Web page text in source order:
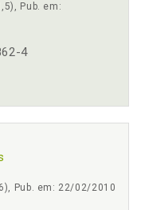
Pub. em:
4
Pub. em: 22/02/2010